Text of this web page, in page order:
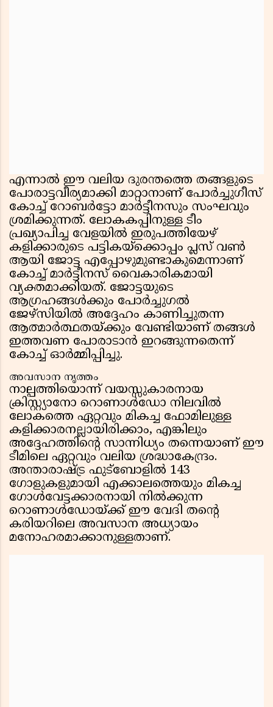
എന്നാൽ ഈ വലിയ ദുരന്തത്തെ തങ്ങളുടെ
പോരാട്ടവീര്യമാക്കി മാറ്റാനാണ് പോർച്ചുഗീസ്
കോച്ച് റോബർട്ടോ മാർട്ടീനസും സംഘവും
ശ്രമിക്കുന്നത്. ലോകകപ്പിനുള്ള ടീം
പ്രഖ്യാപിച്ച വേളയിൽ ഇരുപത്തിയേഴ്
കളിക്കാരുടെ പട്ടികയ്‌ക്കൊപ്പം പ്ലസ് വൺ
ആയി ജോട്ട എപ്പോഴുമുണ്ടാകുമെന്നാണ്
കോച്ച് മാർട്ടീനസ് വൈകാരികമായി
വ്യക്തമാക്കിയത്. ജോട്ടയുടെ
ആഗ്രഹങ്ങൾക്കും പോർച്ചുഗൽ
ജേഴ്സിയിൽ അദ്ദേഹം കാണിച്ചുതന്ന
ആത്മാർത്ഥതയ്ക്കും വേണ്ടിയാണ് തങ്ങൾ
ഇത്തവണ പോരാടാൻ ഇറങ്ങുന്നതെന്ന്
കോച്ച് ഓർമ്മിപ്പിച്ചു.
അവസാന നൃത്തം
നാല്പത്തിയൊന്ന് വയസ്സുകാരനായ
ക്രിസ്റ്റ്യാനോ റൊണാൾഡോ നിലവിൽ
ലോകത്തെ ഏറ്റവും മികച്ച ഫോമിലുള്ള
കളിക്കാരനല്ലായിരിക്കാം, എങ്കിലും
അദ്ദേഹത്തിന്റെ സാന്നിധ്യം തന്നെയാണ് ഈ
ടീമിലെ ഏറ്റവും വലിയ ശ്രദ്ധാകേന്ദ്രം.
അന്താരാഷ്ട്ര ഫുട്ബോളിൽ 143
ഗോളുകളുമായി എക്കാലത്തെയും മികച്ച
ഗോൾവേട്ടക്കാരനായി നിൽക്കുന്ന
റൊണാൾഡോയ്ക്ക് ഈ വേദി തന്റെ
കരിയറിലെ അവസാന അധ്യായം
മനോഹരമാക്കാനുള്ളതാണ്.